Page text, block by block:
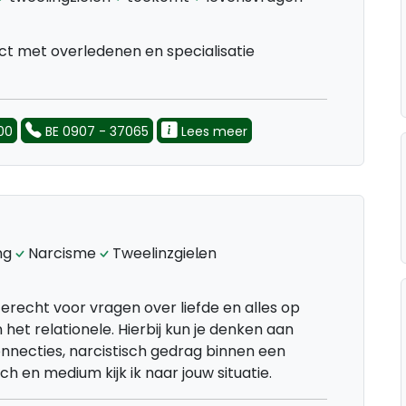
met overledenen en specialisatie
BE 0907 - 37065 Lees meer
Narcisme Tweelinzgielen
voor vragen over liefde en alles op
relationele. Hierbij kun je denken aan
narcistisch gedrag binnen een
en medium kijk ik naar jouw situatie.